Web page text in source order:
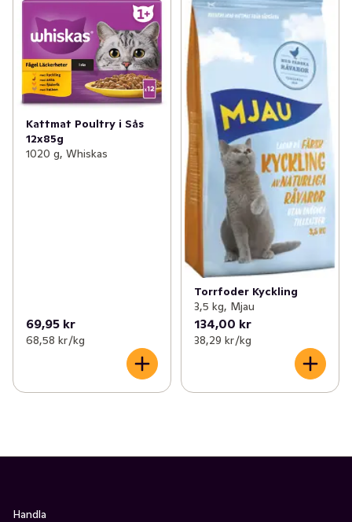
Kattmat Poultry i Sås
12x85g
1020 g, Whiskas
69,95 kr
68,58 kr /kg
Torrfoder Kyckling
3,5 kg, Mjau
134,00 kr
38,29 kr /kg
Handla